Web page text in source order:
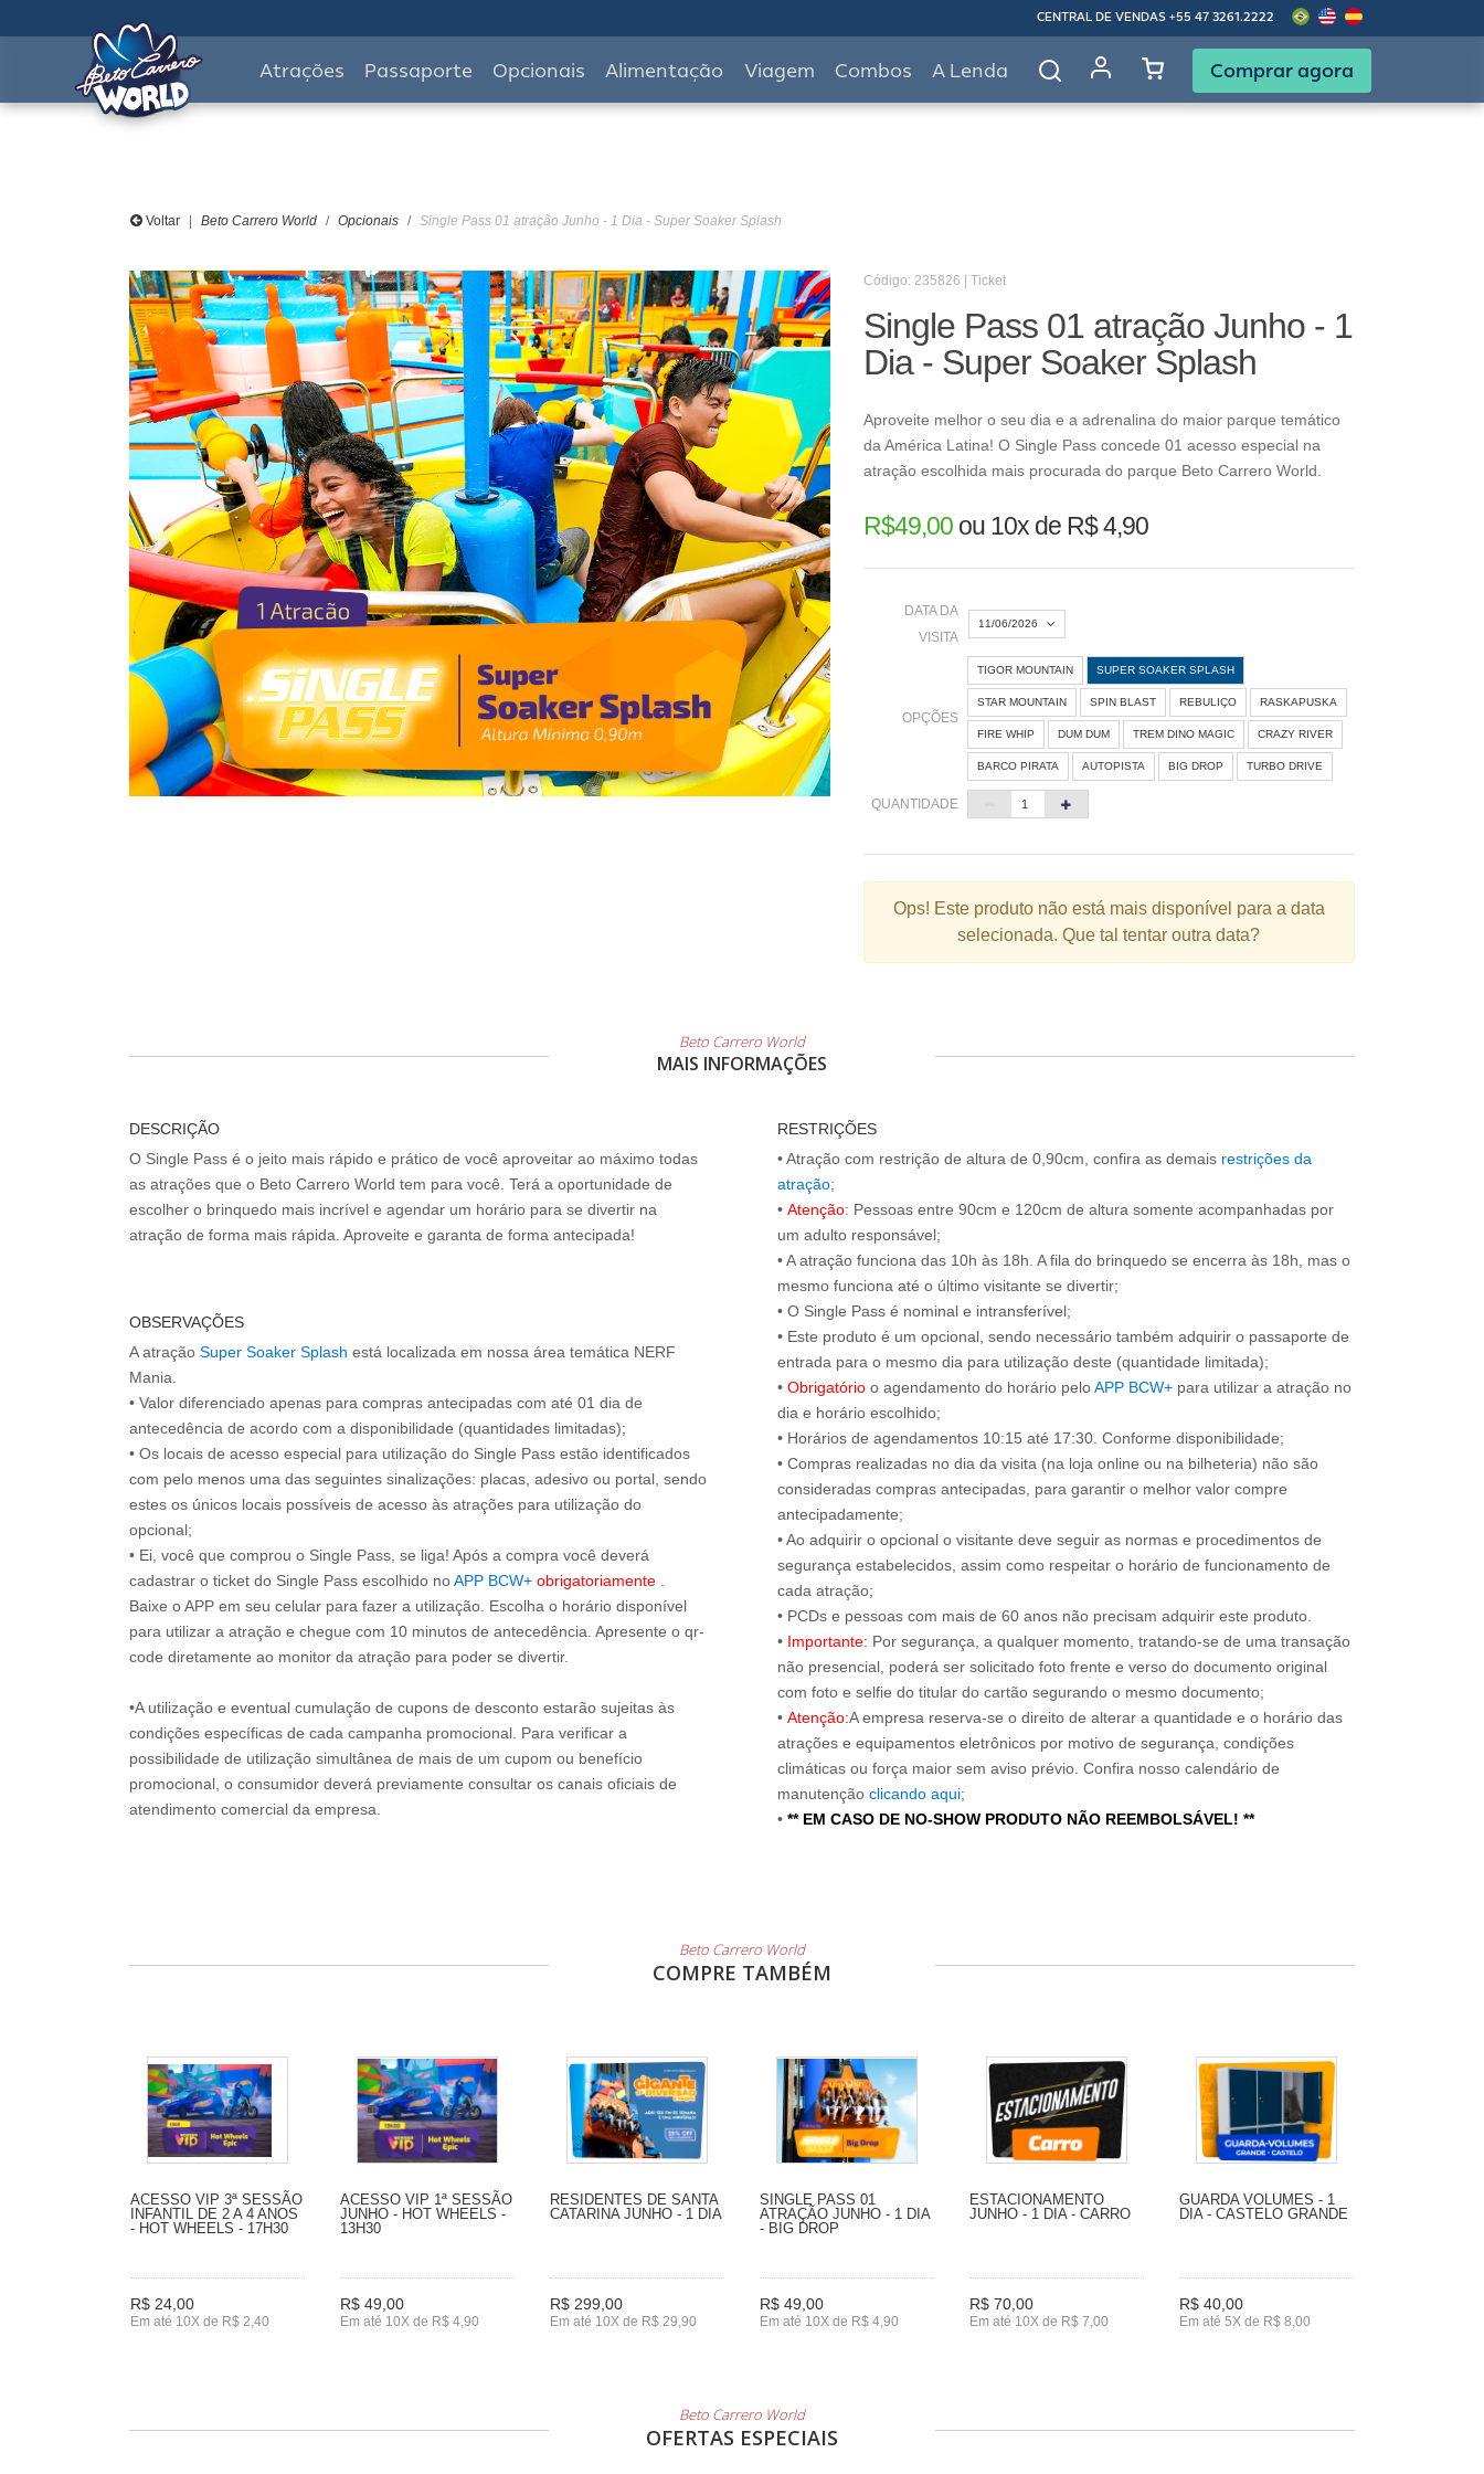
CENTRAL DE VENDAS +55 47 3261.2222
Atrações Passaporte Opcionais Alimentação Viagem Combos A Lenda Comprar agora
Voltar Beto Carrero World Opcionais Single Pass 01 atração Junho - 1 Dia - Super Soaker Splash
Código: 235826 | Ticket
Single Pass 01 atração Junho - 1
Dia - Super Soaker Splash
Aproveite melhor o seu dia e a adrenalina do maior parque temático
da América Latina! O Single Pass concede 01 acesso especial na
atração escolhida mais procurada do parque Beto Carrero World.
R$49,00ou 10x de R$ 4,90
DATA DA
VISITA
11/06/2026
« Agosto 2026 »
D S Q Q S S
1
24 25
30 31
OPÇÕES
TIGOR MOUNTAIN SUPER SOAKER SPLASH
STAR MOUNTAIN SPIN BLAST REBULIÇO RASKAPUSKA
FIRE WHIP DUM DUM TREM DINO MAGIC CRAZY RIVER
BARCO PIRATA AUTOPISTA BIG DROP TURBO DRIVE
QUANTIDADE
Ops! Este produto não está mais disponível para a data
selecionada. Que tal tentar outra data?
Beto Carrero World
MAIS INFORMAÇÕES
DESCRIÇÃO
O Single Pass é o jeito mais rápido e prático de você aproveitar ao máximo todas
as atrações que o Beto Carrero World tem para você. Terá a oportunidade de
escolher o brinquedo mais incrível e agendar um horário para se divertir na
atração de forma mais rápida. Aproveite e garanta de forma antecipada!
OBSERVAÇÕES
A atração Super Soaker Splash está localizada em nossa área temática NERF
Mania.
• Valor diferenciado apenas para compras antecipadas com até 01 dia de
antecedência de acordo com a disponibilidade (quantidades limitadas);
• Os locais de acesso especial para utilização do Single Pass estão identificados
com pelo menos uma das seguintes sinalizações: placas, adesivo ou portal, sendo
estes os únicos locais possíveis de acesso às atrações para utilização do
opcional;
• Ei, você que comprou o Single Pass, se liga! Após a compra você deverá
cadastrar o ticket do Single Pass escolhido noAPP BCW+ obrigatoriamente
Baixe o APP em seu celular para fazer a utilização. Escolha o horário disponível
para utilizar a atração e chegue com 10 minutos de antecedência. Apresente o qr-
code diretamente ao monitor da atração para poder se divertir.
•A utilização e eventual cumulação de cupons de desconto estarão sujeitas às
condições específicas de cada campanha promocional. Para verificar a
possibilidade de utilização simultânea de mais de um cupom ou benefício
promocional, o consumidor deverá previamente consultar os canais oficiais de
atendimento comercial da empresa.
RESTRIÇÕES
• Atração com restrição de altura de 0,90cm, confira as demais restrições da
atração;
• Atenção: Pessoas entre 90cm e 120cm de altura somente acompanhadas por
um adulto responsável;
• A atração funciona das 10h às 18h. A fila do brinquedo se encerra às 18h, mas o
mesmo funciona até o último visitante se divertir;
• O Single Pass é nominal e intransferível;
• Este produto é um opcional, sendo necessário também adquirir o passaporte de
entrada para o mesmo dia para utilização deste (quantidade limitada);
• Obrigatório o agendamento do horário peloAPP BCW+ para utilizar a atração no
dia e horário escolhido;
• Horários de agendamentos 10:15 até 17:30. Conforme disponibilidade;
• Compras realizadas no dia da visita (na loja online ou na bilheteria) não são
consideradas compras antecipadas, para garantir o melhor valor compre
antecipadamente;
• Ao adquirir o opcional o visitante deve seguir as normas e procedimentos de
segurança estabelecidos, assim como respeitar o horário de funcionamento de
cada atração;
• PCDs e pessoas com mais de 60 anos não precisam adquirir este produto.
• Importante: Por segurança, a qualquer momento, tratando-se de uma transação
não presencial, poderá ser solicitado foto frente e verso do documento original
com foto e selfie do titular do cartão segurando o mesmo documento;
• Atenção:A empresa reserva-se o direito de alterar a quantidade e o horário das
atrações e equipamentos eletrônicos por motivo de segurança, condições
climáticas ou força maior sem aviso prévio. Confira nosso calendário de
manutenção clicando aqui;
• ** EM CASO DE NO-SHOW PRODUTO NÃO REEMBOLSÁVEL! **
Beto Carrero World
COMPRE TAMBÉM
ACESSO VIP 3ª SESSÃO
INFANTIL DE 2 A 4 ANOS
- HOT WHEELS - 17H30
R$ 24,00
Em até 10X de R$ 2,40
ACESSO VIP 1ª SESSÃO
JUNHO - HOT WHEELS -
13H30
R$ 49,00
Em até 10X de R$ 4,90
RESIDENTES DE SANTA
CATARINA JUNHO - 1 DIA
R$ 299,00
Em até 10X de R$ 29,90
SINGLE PASS 01
ATRAÇÃO JUNHO - 1 DIA
- BIG DROP
R$ 49,00
Em até 10X de R$ 4,90
ESTACIONAMENTO
JUNHO - 1 DIA - CARRO
R$ 70,00
Em até 10X de R$ 7,00
GUARDA VOLUMES - 1
DIA - CASTELO GRANDE
R$ 40,00
Em até 5X de R$ 8,00
Beto Carrero World
OFERTAS ESPECIAIS